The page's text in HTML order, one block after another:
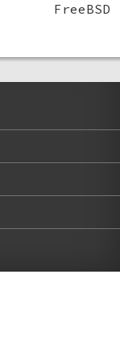
FreeBSD